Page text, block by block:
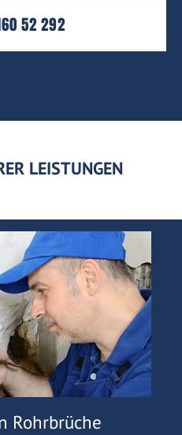
52 292
LEISTUNGEN
Rohrbrüche